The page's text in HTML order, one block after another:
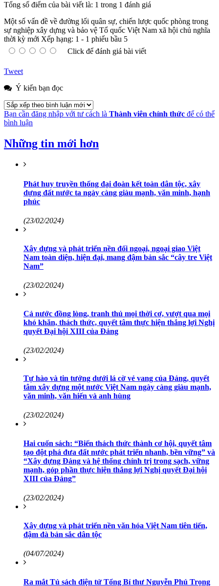
Tổng số điểm của bài viết là: 1 trong 1 đánh giá
Một số vấn đề về đường lối quân sự, chiến lược quốc phòng trong
sự nghiệp xây dựng và bảo vệ Tổ quốc Việt Nam xã hội chủ nghĩa
thời kỳ mới Xếp hạng: 1 - 1 phiếu bầu 5
Click để đánh giá bài viết
Tweet
Ý kiến bạn đọc
Bạn cần đăng nhập với tư cách là Thành viên chính thức để có thể
bình luận
Những tin mới hơn
Phát huy truyền thống đại đoàn kết toàn dân tộc, xây
dựng đất nước ta ngày càng giàu mạnh, văn minh, hạnh
phúc
(23/02/2024)
Xây dựng và phát triển nền đối ngoại, ngoại giao Việt
Nam toàn diện, hiện đại, mang đậm bản sắc “cây tre Việt
Nam”
(23/02/2024)
Cả nước đồng lòng, tranh thủ mọi thời cơ, vượt qua mọi
khó khăn, thách thức, quyết tâm thực hiện thắng lợi Nghị
quyết Đại hội XIII của Đảng
(23/02/2024)
Tự hào và tin tưởng dưới lá cờ vẻ vang của Đảng, quyết
tâm xây dựng một nước Việt Nam ngày càng giàu mạnh,
văn minh, văn hiến và anh hùng
(23/02/2024)
Hai cuốn sách: “Biến thách thức thành cơ hội, quyết tâm
tạo đột phá đưa đất nước phát triển nhanh, bền vững” và
“Xây dựng Đảng và hệ thống chính trị trong sạch, vững
mạnh, góp phần thực hiện thắng lợi Nghị quyết Đại hội
XIII của Đảng”
(23/02/2024)
Xây dựng và phát triển nền văn hóa Việt Nam tiên tiến,
đậm đà bản sắc dân tộc
(04/07/2024)
Ra mắt Tủ sách điện tử Tổng Bí thư Nguyễn Phú Trọng